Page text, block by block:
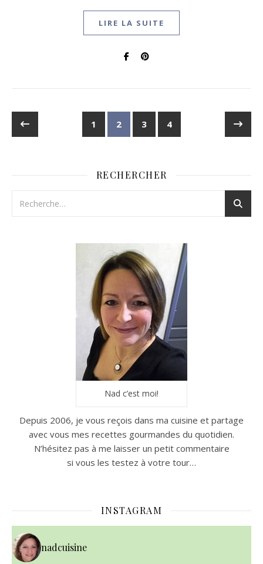
LIRE LA SUITE
1 2 3 4
RECHERCHER
Nad c’est moi!
Depuis 2006, je vous reçois dans ma cuisine et partage
avec vous mes recettes gourmandes du quotidien.
N’hésitez pas à me laisser un petit commentaire
si vous les testez à votre tour…
INSTAGRAM
nadcuisine